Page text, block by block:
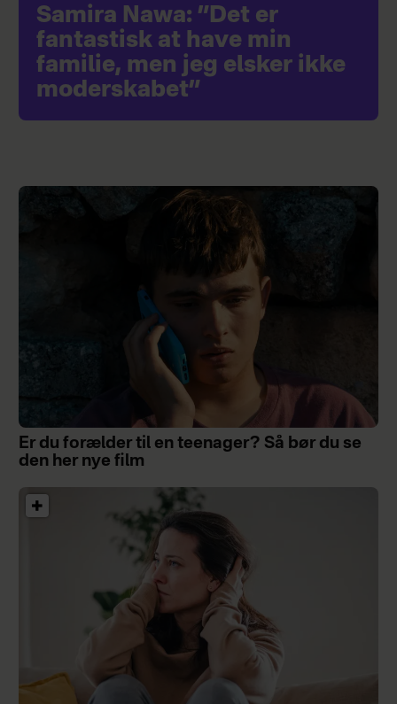
Samira Nawa: ”Det er
fantastisk at have min
familie, men jeg elsker ikke
moderskabet”
Er du forælder til en teenager? Så bør du se
den her nye film